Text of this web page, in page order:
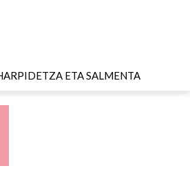
ETA SALMENTA